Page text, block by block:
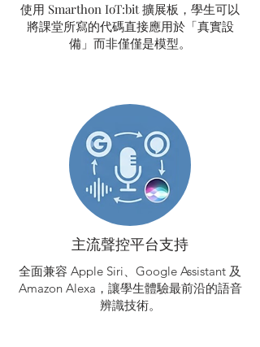
使用 Smarthon IoT:bit 擴展板，學生可以
將課堂所寫的代碼直接應用於「真實設
備」而非僅僅是模型。
主流聲控平台支持
全面兼容 Apple Siri、Google Assistant 及
Amazon Alexa，讓學生體驗最前沿的語音
辨識技術。